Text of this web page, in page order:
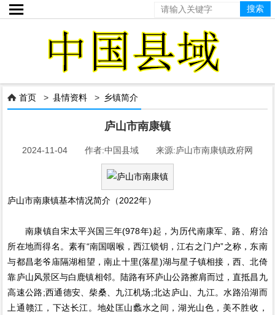

 首页 >县情资料 > 乡镇简介
庐山市南康镇
2024-11-04 作者:中国县域 来源:庐山市南康镇政府网
庐山市南康镇基本情况简介（2022年）
南康镇自宋太平兴国三年(978年)起，为历代南康军、路、府治
所在地而得名。素有“南国咽喉，西江锁钥，江右之门户”之称，东南
与都昌老爷庙隔湖相望，南止十里(落星)湖与星子镇相接，西、北倚
靠庐山风景区与白鹿镇相邻。陆路有环庐山公路擦肩而过，直抵昌九
高速公路;西通德安、柴桑、九江机场;北达庐山、九江。水路沿湖而
上通赣江，下达长江。地处匡山蠡水之间，湖光山色，美不胜收，